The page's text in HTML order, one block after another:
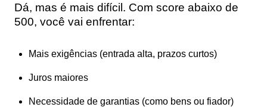
Dá, mas é mais difícil. Com score abaixo de
500, você vai enfrentar:
Mais exigências (entrada alta, prazos curtos)
Juros maiores
Necessidade de garantias (como bens ou fiador)